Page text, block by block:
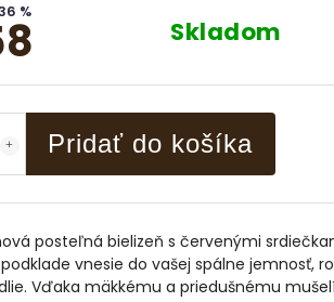
%
Skladom
Pridať do košíka
posteľná bielizeň s červenými
vnesie do vašej spálne jemnosť,
Vďaka mäkkému a priedušnému